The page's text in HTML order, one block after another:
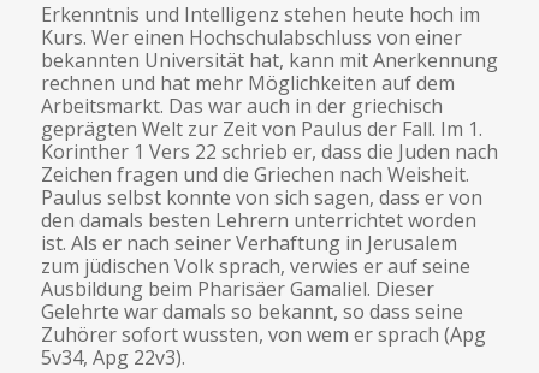
Erkenntnis und Intelligenz stehen heute hoch im
Kurs. Wer einen Hochschulabschluss von einer
bekannten Universität hat, kann mit Anerkennung
rechnen und hat mehr Möglichkeiten auf dem
Arbeitsmarkt. Das war auch in der griechisch
geprägten Welt zur Zeit von Paulus der Fall. Im 1.
Korinther 1 Vers 22 schrieb er, dass die Juden nach
Zeichen fragen und die Griechen nach Weisheit.
Paulus selbst konnte von sich sagen, dass er von
den damals besten Lehrern unterrichtet worden
ist. Als er nach seiner Verhaftung in Jerusalem
zum jüdischen Volk sprach, verwies er auf seine
Ausbildung beim Pharisäer Gamaliel. Dieser
Gelehrte war damals so bekannt, so dass seine
Zuhörer sofort wussten, von wem er sprach (Apg
5v34, Apg 22v3).